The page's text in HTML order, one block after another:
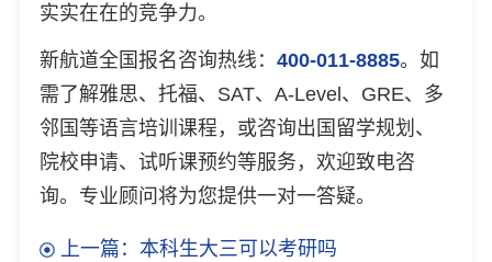
实实在在的竞争力。
新航道全国报名咨询热线： 400-011-8885。如
需了解雅思、托福、SAT、A-Level、GRE、多
邻国等语言培训课程，或咨询出国留学规划、
院校申请、试听课预约等服务，欢迎致电咨
询。专业顾问将为您提供一对一答疑。
上一篇：本科生大三可以考研吗